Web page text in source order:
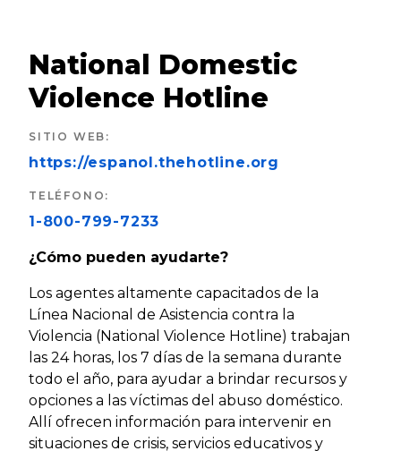
National Domestic
Violence Hotline
SITIO WEB :
https://espanol.thehotline.org
TELÉFONO :
1-800-799-7233
¿Cómo pueden ayudarte?
Los agentes altamente capacitados de la
Línea Nacional de Asistencia contra la
Violencia (National Violence Hotline) trabajan
las 24 horas, los 7 días de la semana durante
todo el año, para ayudar a brindar recursos y
opciones a las víctimas del abuso doméstico.
Allí ofrecen información para intervenir en
situaciones de crisis, servicios educativos y